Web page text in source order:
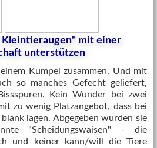
mit einer
unterstützen
Kumpel zusammen. Und mit
so manches Gefecht geliefert,
Kein Wunder bei zwei
zu wenig Platzangebot, dass bei
lagen. Abgegeben wurden sie
"Scheidungswaisen" - die
und keiner kann/will die Tiere